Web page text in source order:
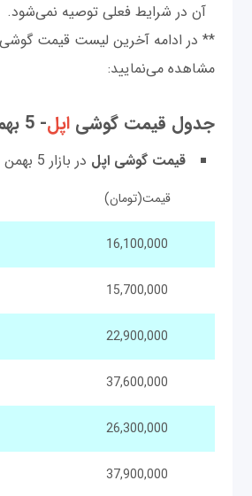
آن در شرایط فعلی توصیه نمی‌شود.
** در ادامه آخرین لیست قیمت
مشاهده می‌نمایید:
جدول قیمت گوشی اپل- 5 بهمن ماه 99
قیمت گوشی اپل در بازار 5 بهمن ماه 99
قیمت(تومان)
16,100,000
15,700,000
22,900,000
37,600,000
26,300,000
37,900,000